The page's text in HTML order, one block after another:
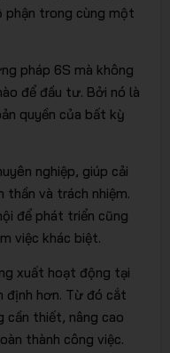
phận trong cùng một
pháp 6S mà không
để đầu tư. Bởi nó là
quyền của bất kỳ
nghiệp, giúp cải
và trách nhiệm.
để phát triển cũng
việc khác biệt.
xuất hoạt động tại
định hơn. Từ đó cắt
cần thiết, nâng cao
thành công việc.